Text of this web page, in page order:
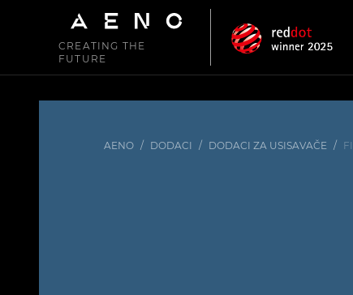
CREATING THE
FUTURE
AENO / DODACI / DODACI ZA USISAVAČE /